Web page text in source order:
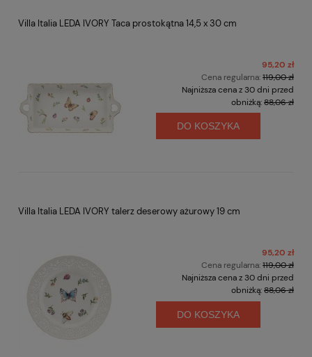
Villa Italia LEDA IVORY Taca prostokątna 14,5 x 30 cm
95,20 zł
Cena regularna:119,00 zł
Najniższa cena z 30 dni przed
obniżką:88,06 zł
DO KOSZYKA
Villa Italia LEDA IVORY talerz deserowy ażurowy 19 cm
95,20 zł
Cena regularna:119,00 zł
Najniższa cena z 30 dni przed
obniżką:88,06 zł
DO KOSZYKA